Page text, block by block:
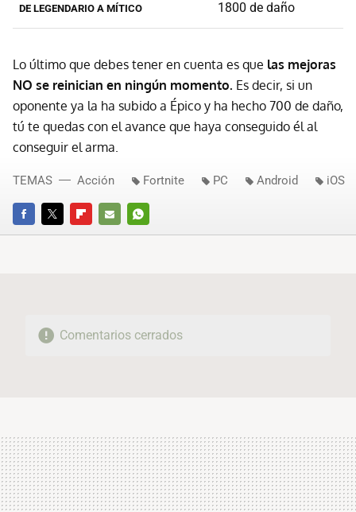
DE LEGENDARIO A MÍTICO 1800 de daño
Lo último que debes tener en cuenta es que las mejoras
NO se reinician en ningún momento. Es decir, si un
oponente ya la ha subido a Épico y ha hecho 700 de daño,
tú te quedas con el avance que haya conseguido él al
conseguir el arma.
FACEBOOKTWITTERFLIPBOARD
E-
WHATSAPP
TEMAS Acción Fortnite PC Android iOS
Comentarios cerrados